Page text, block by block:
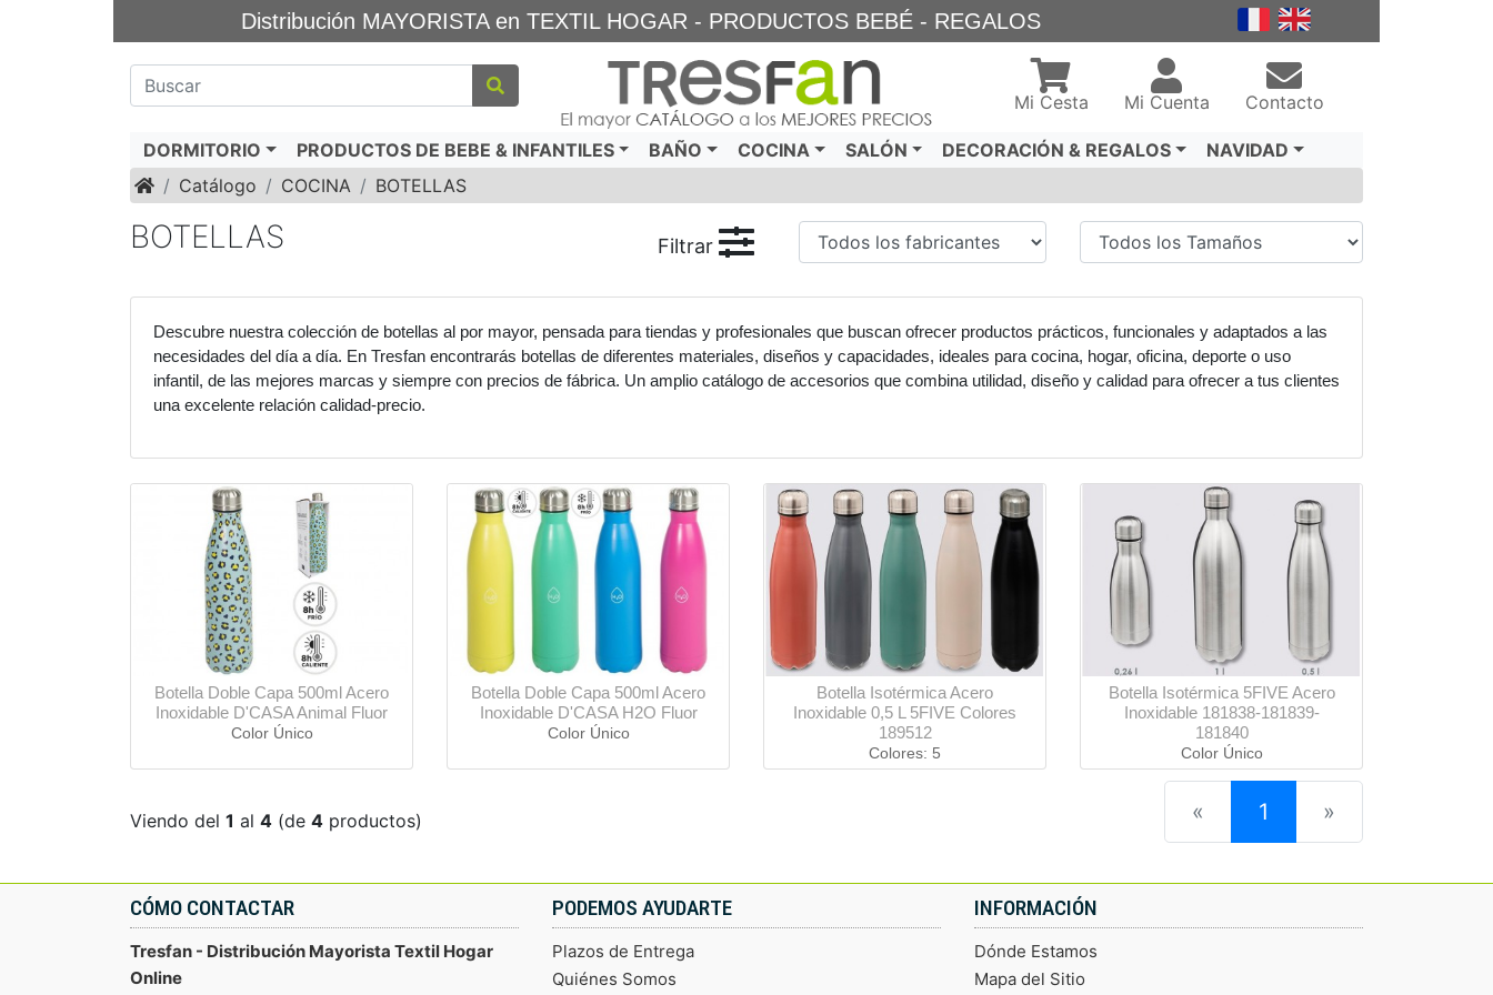
Distribución MAYORISTA en TEXTIL HOGAR - PRODUCTOS BEBÉ - REGALOS
Mi Cesta Mi Cuenta Contacto
DORMITORIO PRODUCTOS DE BEBE & INFANTILES BAÑO COCINA SALÓN DECORACIÓN & REGALOS
NAVIDAD
InicioCatálogo COCINA BOTELLAS
BOTELLAS Filtrar
Descubre nuestra colección de botellas al por mayor, pensada para tiendas y profesionales que buscan ofrecer productos prácticos, funcionales y adaptados a las
necesidades del día a día. En Tresfan encontrarás botellas de diferentes materiales, diseños y capacidades, ideales para cocina, hogar, oficina, deporte o uso
infantil, de las mejores marcas y siempre con precios de fábrica. Un amplio catálogo de accesorios que combina utilidad, diseño y calidad para ofrecer a tus clientes
una excelente relación calidad-precio.
Botella Doble Capa 500ml Acero
Inoxidable D'CASA Animal Fluor
Color Único
Botella Doble Capa 500ml Acero
Inoxidable D'CASA H2O Fluor
Color Único
Botella Isotérmica Acero
Inoxidable 0,5 L 5FIVE Colores
189512
Colores: 5
Botella Isotérmica 5FIVE Acero
Inoxidable 181838-181839-
181840
Color Único
Viendo del 1 al 4 (de 4 productos) « 1 (current)
»
CÓMO CONTACTAR
Tresfan - Distribución Mayorista Textil Hogar
Online
PODEMOS AYUDARTE
Plazos de Entrega
Quiénes Somos
INFORMACIÓN
Dónde Estamos
Mapa del Sitio